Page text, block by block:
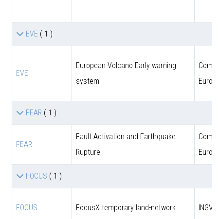
EVE ( 1 )
EVE
European Volcano Early warning
system
FEAR ( 1 )
FEAR
Fault Activation and Earthquake
Rupture
FOCUS ( 1 )
FOCUS FocusX temporary land-network INGV